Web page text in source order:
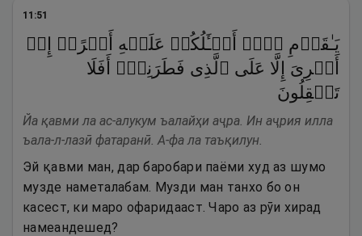
11 :51
یَـٰقَوۡمِ لَاۤ أَسۡـَٔلُكُمۡ عَلَیۡهِ أَجۡرًاۖ إِنۡ
أَجۡرِیَ إِلَّا عَلَى ٱلَّذِی فَطَرَنِیۤۚ أَفَلَا
تَعۡقِلُونَ
Йа қавми ла ас-алукум ъалайҳи аҷра. Ин аҷрия илла
ъала-л-лазӣ фатаранӣ. А-фа ла таъқилун.
Эй қавми ман, дар баробари паёми худ аз шумо
музде наметалабам. Музди ман танхо бо он
касест, ки маро офаридааст. Чаро аз рӯи хирад
намеандешед?